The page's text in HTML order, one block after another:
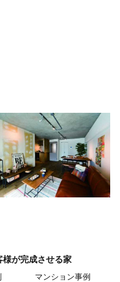
様が完成させる家
マンション事例